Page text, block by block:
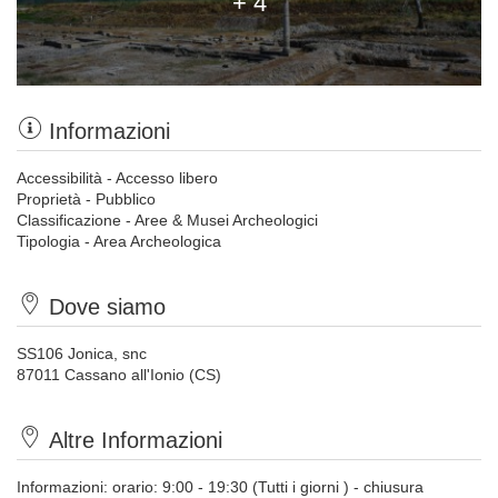
Informazioni
Accessibilità - Accesso libero
Proprietà - Pubblico
Classificazione - Aree & Musei Archeologici
Tipologia - Area Archeologica
Dove siamo
SS106 Jonica, snc
87011 Cassano all'Ionio (CS)
Altre Informazioni
Informazioni: orario: 9:00 - 19:30 (Tutti i giorni ) - chiusura